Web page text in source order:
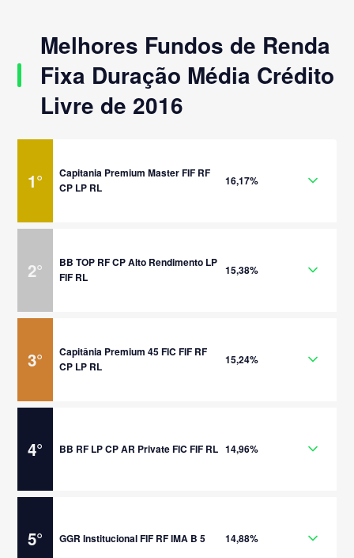
Melhores Fundos de Renda
Fixa Duração Média Crédito
Livre de 2016
1°
Capitania Premium Master FIF RF
CP LP RL
16,17%
2°
BB TOP RF CP Alto Rendimento LP
FIF RL
15,38%
3°
Capitânia Premium 45 FIC FIF RF
CP LP RL
15,24%
4° BB RF LP CP AR Private FIC FIF RL 14,96%
5° GGR Institucional FIF RF IMA B 5 14,88%